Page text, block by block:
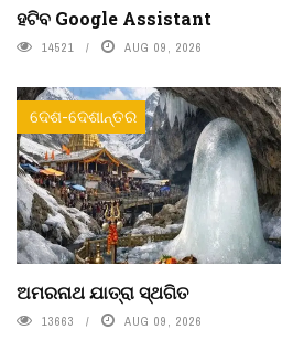
ହଟିବ Google Assistant
14521 AUG 09, 2026
ଦେଶ-ଦେଶାନ୍ତର
ଅମରନାଥ ଯାତ୍ରା ସ୍ଥଗିତ
13663 AUG 09, 2026